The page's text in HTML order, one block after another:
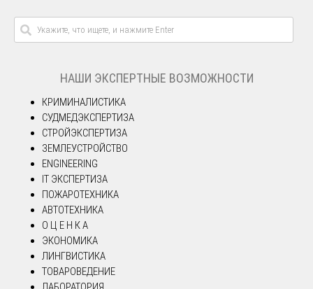
НАШИ ЭКСПЕРТНЫЕ ВОЗМОЖНОСТИ
КРИМИНАЛИСТИКА
СУДМЕДЭКСПЕРТИЗА
СТРОЙЭКСПЕРТИЗА
ЗЕМЛЕУСТРОЙСТВО
ENGINEERING
IT ЭКСПЕРТИЗА
ПОЖАРОТЕХНИКА
АВТОТЕХНИКА
О Ц Е Н К А
ЭКОНОМИКА
ЛИНГВИСТИКА
ТОВАРОВЕДЕНИЕ